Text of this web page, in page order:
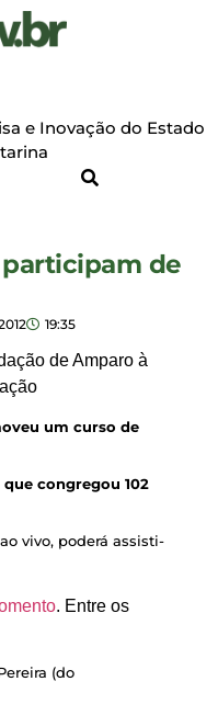
e Inovação do Estado
participam de
19:35
de Amparo à
um curso de
congregou 102
vivo, poderá assisti-
. Entre os
(do